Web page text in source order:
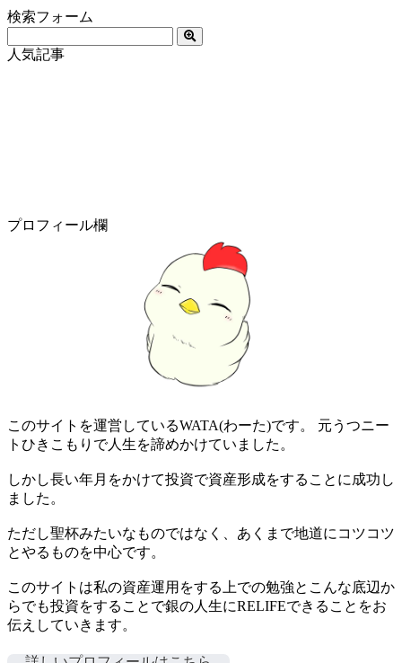
検索フォーム
人気記事
プロフィール欄
このサイトを運営しているWATA(わーた)です。 元うつニー
トひきこもりで人生を諦めかけていました。
しかし長い年月をかけて投資で資産形成をすることに成功し
ました。
ただし聖杯みたいなものではなく、あくまで地道にコツコツ
とやるものを中心です。
このサイトは私の資産運用をする上での勉強とこんな底辺か
らでも投資をすることで銀の人生にRELIFEできることをお
伝えしていきます。